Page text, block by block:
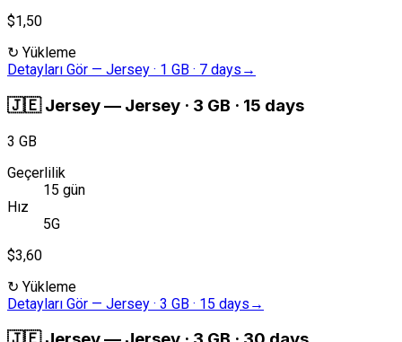
$1,50
↻ Yükleme
Detayları Gör — Jersey · 1 GB · 7 days →
🇯🇪 Jersey— Jersey · 3 GB · 15 days
3 GB
Geçerlilik
15 gün
Hız
5G
$3,60
↻ Yükleme
Detayları Gör — Jersey · 3 GB · 15 days →